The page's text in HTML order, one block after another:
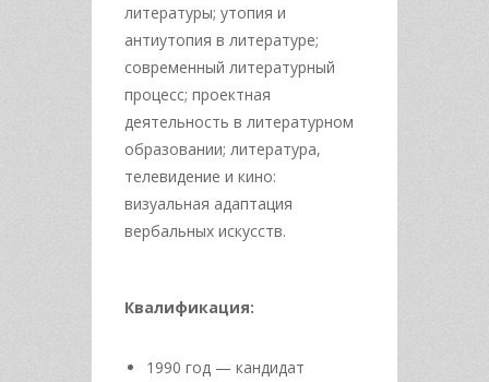
литературы; утопия и
антиутопия в литературе;
современный литературный
процесс; проектная
деятельность в литературном
образовании; литература,
телевидение и кино:
визуальная адаптация
вербальных искусств.
Квалификация:
1990 год — кандидат